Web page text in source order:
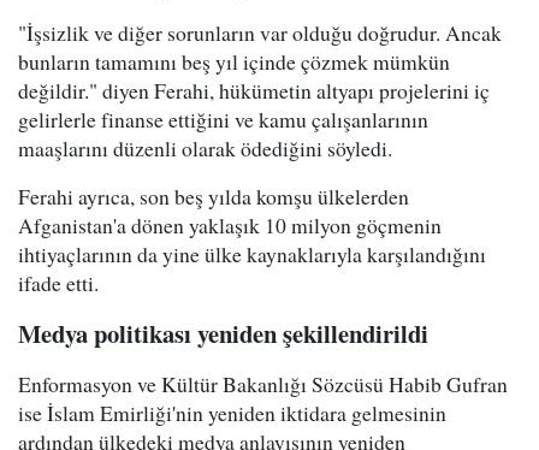
"İşsizlik ve diğer sorunların var olduğu doğrudur. Ancak
bunların tamamını beş yıl içinde çözmek mümkün
değildir." diyen Ferahi, hükümetin altyapı projelerini iç
gelirlerle finanse ettiğini ve kamu çalışanlarının
maaşlarını düzenli olarak ödediğini söyledi.
Ferahi ayrıca, son beş yılda komşu ülkelerden
Afganistan'a dönen yaklaşık 10 milyon göçmenin
ihtiyaçlarının da yine ülke kaynaklarıyla karşılandığını
ifade etti.
Medya politikası yeniden şekillendirildi
Enformasyon ve Kültür Bakanlığı Sözcüsü Habib Gufran
ise İslam Emirliği'nin yeniden iktidara gelmesinin
ardından ülkedeki medya anlayışının yeniden